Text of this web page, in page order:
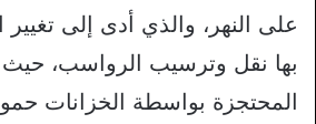
على النهر، والذي أدى إلى تغيير
بها نقل وترسيب الرواسب، حيث
المحتجزة بواسطة الخزانات